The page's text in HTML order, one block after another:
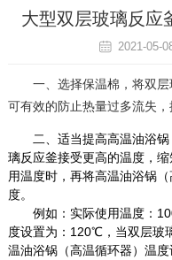
大型双层玻璃反应
2021-
一、选择保温棉，将双层
可有效的防止热量过多流失
二、适当提高高温油浴锅
璃反应釜接受更高的温度，
用温度时，再将高温油浴锅
度。
例如：实际使用温度：
度设置为：120℃，当双层玻
温油浴锅（高温循环器）温